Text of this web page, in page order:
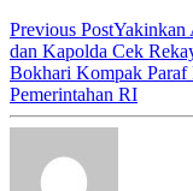
Previous PostYakinkan
dan Kapolda Cek
Bokhari Kompak Paraf
Pemerintahan RI